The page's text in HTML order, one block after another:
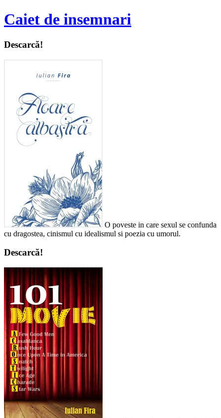
Caiet de insemnari
Descarcă!
O poveste in care sexul se confunda
cu dragostea, cinismul cu idealismul si poezia cu umorul.
Descarcă!